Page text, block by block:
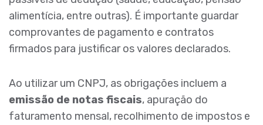
alimentícia, entre outras). É importante guardar
comprovantes de pagamento e contratos
firmados para justificar os valores declarados.
Ao utilizar um CNPJ, as obrigações incluem a
emissão de notas fiscais, apuração do
faturamento mensal, recolhimento de impostos e